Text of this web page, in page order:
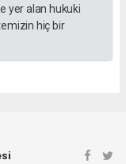
yer alan hukuki
hiç bir